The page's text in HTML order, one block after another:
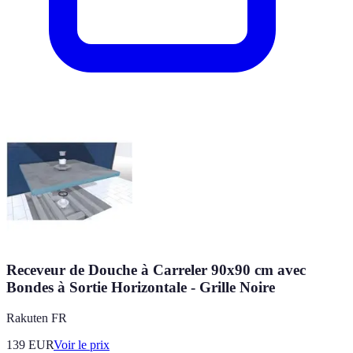
Receveur de Douche à Carreler 90x90 cm avec
Bondes à Sortie Horizontale - Grille Noire
Rakuten FR
139 EURVoir le prix